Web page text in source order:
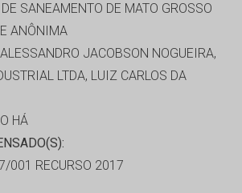
SANEAMENTO DE MATO GROSSO
ANÔNIMA
ALESSANDRO JACOBSON NOGUEIRA,
LTDA, LUIZ CARLOS DA
HÁ
RECURSO 2017